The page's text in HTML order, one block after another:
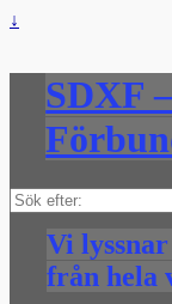
↓
SDXF
Sök
efter:
Vi
från hela